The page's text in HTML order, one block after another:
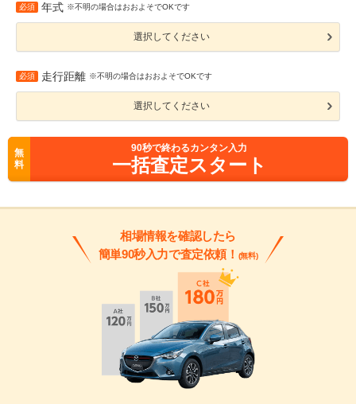
必須 年式 ※不明の場合はおおよそでOKです
選択してください
必須 走行距離 ※不明の場合はおおよそでOKです
選択してください
無
料
90秒で終わるカンタン入力
一括査定スタート
相場情報を確認したら
簡単90秒入力で査定依頼！ (無料)